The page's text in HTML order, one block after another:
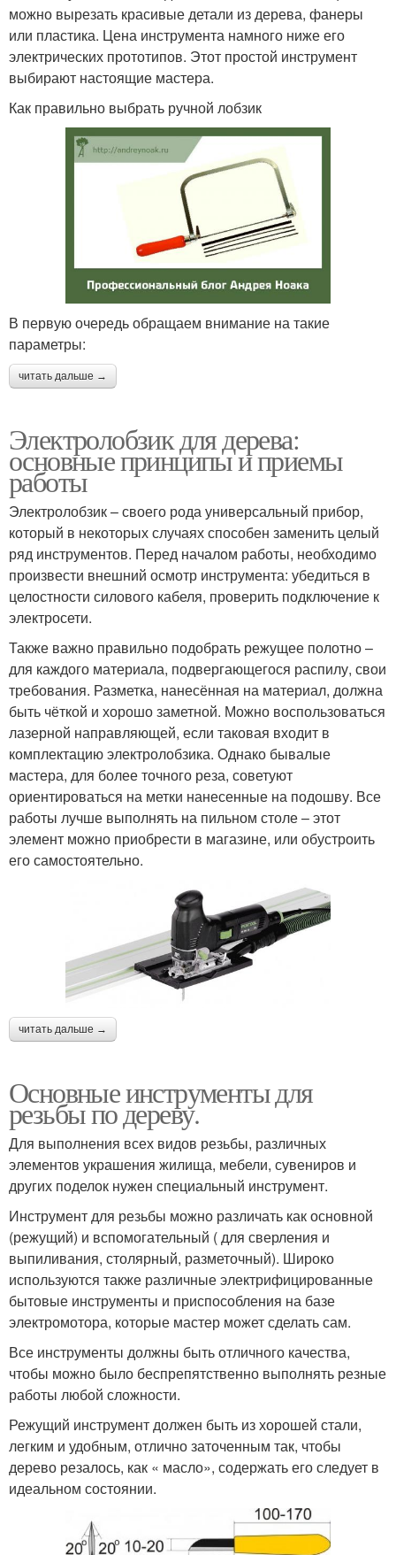
можно вырезать красивые детали из дерева, фанеры
или пластика. Цена инструмента намного ниже его
электрических прототипов. Этот простой инструмент
выбирают настоящие мастера.
Как правильно выбрать ручной лобзик
В первую очередь обращаем внимание на такие
параметры:
читать дальше →
Электролобзик для дерева:
основные принципы и приемы
работы
Электролобзик – своего рода универсальный прибор,
который в некоторых случаях способен заменить целый
ряд инструментов. Перед началом работы, необходимо
произвести внешний осмотр инструмента: убедиться в
целостности силового кабеля, проверить подключение к
электросети.
Также важно правильно подобрать режущее полотно –
для каждого материала, подвергающегося распилу, свои
требования. Разметка, нанесённая на материал, должна
быть чёткой и хорошо заметной. Можно воспользоваться
лазерной направляющей, если таковая входит в
комплектацию электролобзика. Однако бывалые
мастера, для более точного реза, советуют
ориентироваться на метки нанесенные на подошву. Все
работы лучше выполнять на пильном столе – этот
элемент можно приобрести в магазине, или обустроить
его самостоятельно.
читать дальше →
Основные инструменты для
резьбы по дереву.
Для выполнения всех видов резьбы, различных
элементов украшения жилища, мебели, сувениров и
других поделок нужен специальный инструмент.
Инструмент для резьбы можно различать как основной
(режущий) и вспомогательный ( для сверления и
выпиливания, столярный, разметочный). Широко
используются также различные электрифицированные
бытовые инструменты и приспособления на базе
электромотора, которые мастер может сделать сам.
Все инструменты должны быть отличного качества,
чтобы можно было беспрепятственно выполнять резные
работы любой сложности.
Режущий инструмент должен быть из хорошей стали,
легким и удобным, отлично заточенным так, чтобы
дерево резалось, как « масло», содержать его следует в
идеальном состоянии.